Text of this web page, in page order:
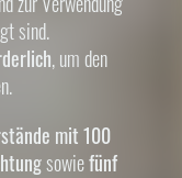
sind.
, um den
mit 100
sowiefünf